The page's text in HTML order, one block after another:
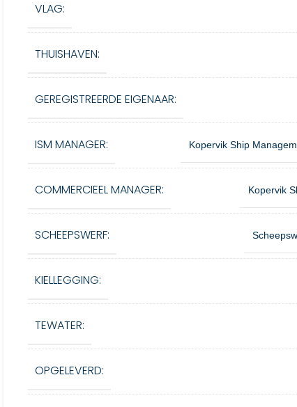
VLAG:
THUISHAVEN:
GEREGISTREERDE EIGENAAR:
ISM MANAGER: Kopervik Ship
COMMERCIEEL MANAGER: Kopervik
SCHEEPSWERF:
KIELLEGGING:
TEWATER:
OPGELEVERD: